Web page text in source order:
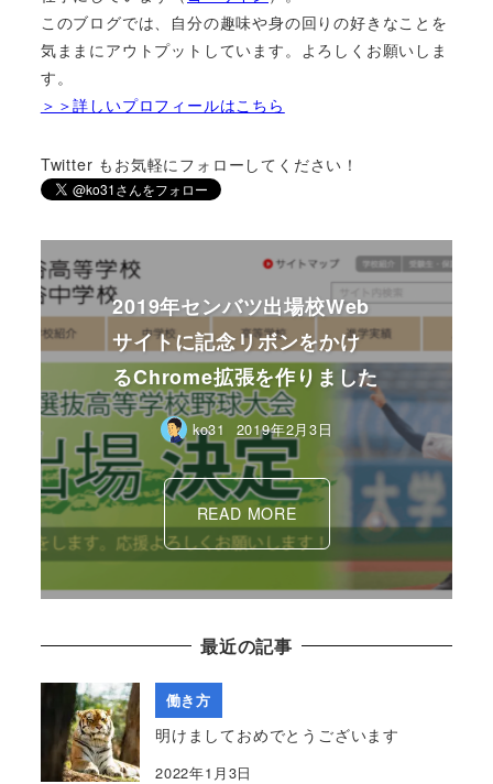
このブログでは、自分の趣味や身の回りの好きなことを
気ままにアウトプットしています。よろしくお願いしま
す。
＞＞詳しいプロフィールはこちら
Twitter もお気軽にフォローしてください！
2019年センバツ出場校Web
サイトに記念リボンをかけ
るChrome拡張を作りました
ko31 2019年2月3日
READ MORE
最近の記事
働き方
明けましておめでとうございます
2022年1月3日